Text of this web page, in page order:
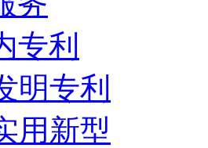
专利
明专利
用新型